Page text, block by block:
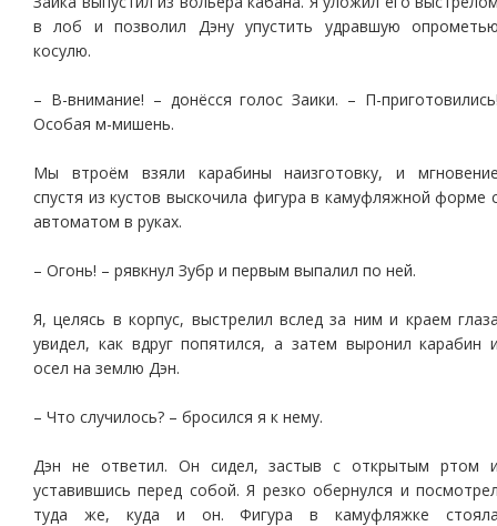
в лоб и позволил Дэну упустить удравшую
косулю.
– В-внимание! – донёсся голос Заики. – П-
Особая м-мишень.
Мы втроём взяли карабины наизготовку, и
спустя из кустов выскочила фигура в камуфляжной форме
автоматом в руках.
– Огонь! – рявкнул Зубр и первым выпалил по ней.
Я, целясь в корпус, выстрелил вслед за ним и краем
увидел, как вдруг попятился, а затем выронил карабин
осел на землю Дэн.
– Что случилось? – бросился я к нему.
Дэн не ответил. Он сидел, застыв с открытым ртом
уставившись перед собой. Я резко обернулся и
туда же, куда и он. Фигура в камуфляжке